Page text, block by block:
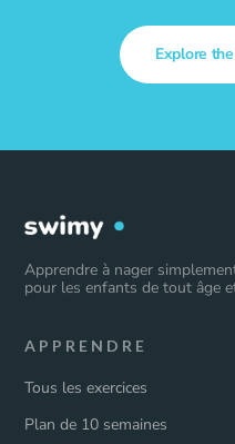
Explore
Apprendre à nager
pour les enfants de tout âge
APPRENDRE
Tous les exercices
Plan de 10 semaines